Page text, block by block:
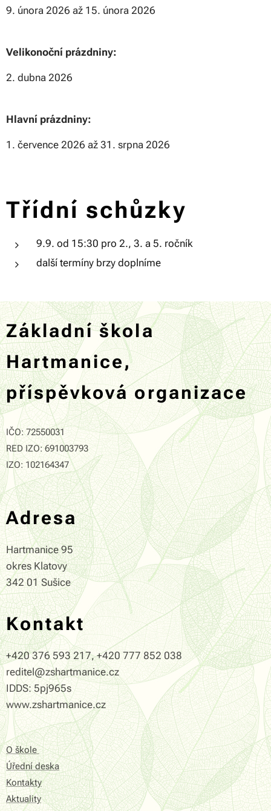
9. února 2026 až 15. února 2026
Velikonoční prázdniny:
2. dubna 2026
Hlavní prázdniny:
1. července 2026 až 31. srpna 2026
Třídní schůzky
9.9. od 15:30 pro 2., 3. a 5. ročník
další termíny brzy doplníme
Základní škola
Hartmanice,
příspěvková organizace
IČO: 72550031
RED IZO: 691003793
IZO: 102164347
Adresa
Hartmanice 95
okres Klatovy
342 01 Sušice
Kontakt
+420 376 593 217, +420 777 852 038
reditel@zshartmanice.cz
IDDS: 5pj965s
www.zshartmanice.cz
O škole
Úřední deska
Kontakty
Aktuality